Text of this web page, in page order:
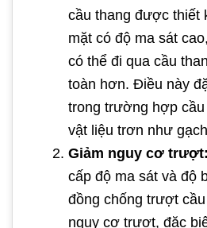
cầu thang được thiết
mặt có độ ma sát
có thể đi qua cầu
toàn hơn. Điều này
trong trường hợp
vật liệu trơn như
Giảm nguy cơ trượt:
cấp độ ma sát và độ
đồng chống trượt
nguy cơ trượt, đặc